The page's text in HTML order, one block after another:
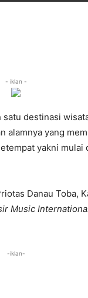
- iklan -
satu destinasi
yang
yakni mulai
Danau Toba,
Music
-iklan-